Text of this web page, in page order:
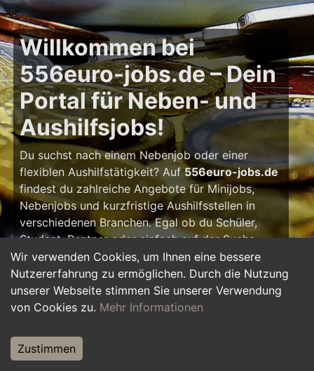
Wir verwenden Cookies, um Ihnen eine bessere
Nutzererfahrung zu ermöglichen. Durch die Nutzung
unserer Webseite stimmen Sie unserer Verwendung
von Cookies zu. Mehr Informationen
Zustimmen
Willkommen bei
556euro-jobs.de – Dein
Portal für Neben- und
Aushilfsjobs!
Du suchst nach einem Nebenjob oder einer
flexiblen Aushilfstätigkeit? Auf556euro-jobs.de
findest du zahlreiche Angebote für Minijobs,
Nebenjobs und kurzfristige Aushilfsstellen in
verschiedenen Branchen. Egal ob du Schüler,
Student, Rentner oder einfach auf der Suche
nach einem kleinen Zusatzverdienst bist – hier
findest du die passende Tätigkeit, die zu deinem
Zeitplan passt.
Ein Nebenjob oder Aushilfsjob bietet viele